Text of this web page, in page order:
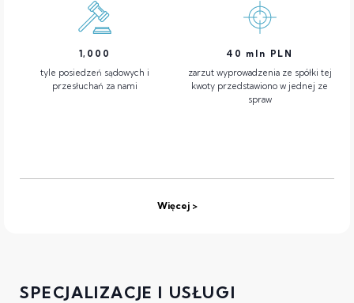
1,000
tyle posiedzeń sądowych i
przesłuchań za nami
40 mln PLN
zarzut wyprowadzenia ze spółki tej
kwoty przedstawiono w jednej ze
spraw
Więcej
SPECJALIZACJE I USŁUGI